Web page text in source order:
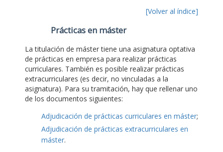
[Volver al índice]
Prácticas en máster
La titulación de máster tiene una asignatura optativa
de prácticas en empresa para realizar prácticas
curriculares. También es posible realizar prácticas
extracurriculares (es decir, no vinculadas a la
asignatura). Para su tramitación, hay que rellenar uno
de los documentos siguientes:
Adjudicación de prácticas curriculares en máster;
Adjudicación de prácticas extracurriculares en
máster.